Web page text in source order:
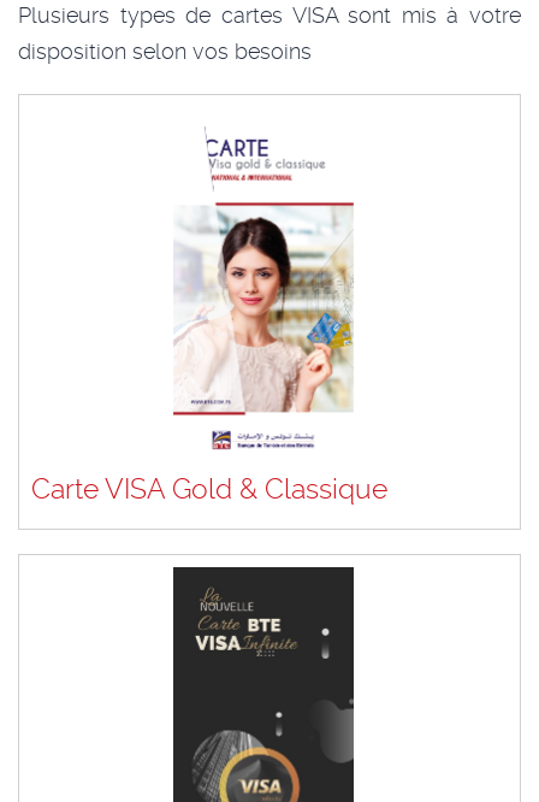
Plusieurs types de cartes VISA sont mis à votre
disposition selon vos besoins
Carte VISA Gold & Classique